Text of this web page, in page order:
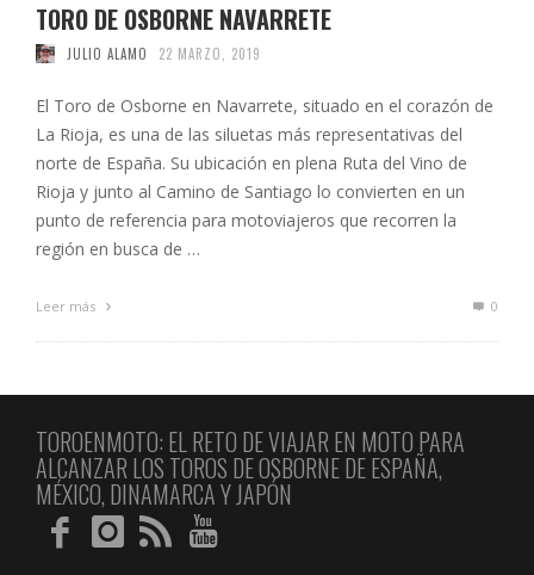
TORO DE OSBORNE NAVARRETE
JULIO ALAMO 22 MARZO, 2019
El Toro de Osborne en Navarrete, situado en el corazón de
La Rioja, es una de las siluetas más representativas del
norte de España. Su ubicación en plena Ruta del Vino de
Rioja y junto al Camino de Santiago lo convierten en un
punto de referencia para motoviajeros que recorren la
región en busca de …
Leer más 0
TOROENMOTO: EL RETO DE VIAJAR EN MOTO PARA
ALCANZAR LOS TOROS DE OSBORNE DE ESPAÑA,
MÉXICO, DINAMARCA Y JAPÓN